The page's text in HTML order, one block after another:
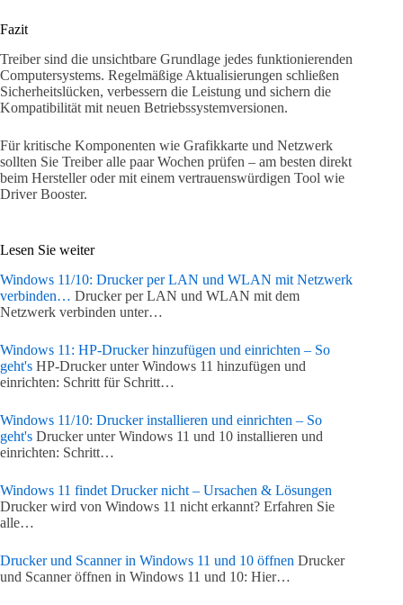
Fazit
Treiber sind die unsichtbare Grundlage jedes funktionierenden
Computersystems. Regelmäßige Aktualisierungen schließen
Sicherheitslücken, verbessern die Leistung und sichern die
Kompatibilität mit neuen Betriebssystemversionen.
Für kritische Komponenten wie Grafikkarte und Netzwerk
sollten Sie Treiber alle paar Wochen prüfen – am besten direkt
beim Hersteller oder mit einem vertrauenswürdigen Tool wie
Driver Booster.
Lesen Sie weiter
Windows 11/10: Drucker per LAN und WLAN mit Netzwerk
verbinden… Drucker per LAN und WLAN mit dem
Netzwerk verbinden unter…
Windows 11: HP-Drucker hinzufügen und einrichten – So
geht's HP-Drucker unter Windows 11 hinzufügen und
einrichten: Schritt für Schritt…
Windows 11/10: Drucker installieren und einrichten – So
geht's Drucker unter Windows 11 und 10 installieren und
einrichten: Schritt…
Windows 11 findet Drucker nicht – Ursachen & Lösungen
Drucker wird von Windows 11 nicht erkannt? Erfahren Sie
alle…
Drucker und Scanner in Windows 11 und 10 öffnen Drucker
und Scanner öffnen in Windows 11 und 10: Hier…